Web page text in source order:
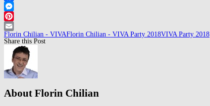
Facebook
Messenger
Pinterest
Email
Florin Chilian - VIVAFlorin Chilian - VIVA Party 2018VIVA Party 2018
Share this Post
About Florin Chilian